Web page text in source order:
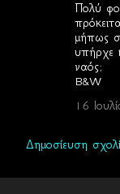
Πολύ
μήπως
υπήρχε
ναός;
B&W
16
Δημοσίευση